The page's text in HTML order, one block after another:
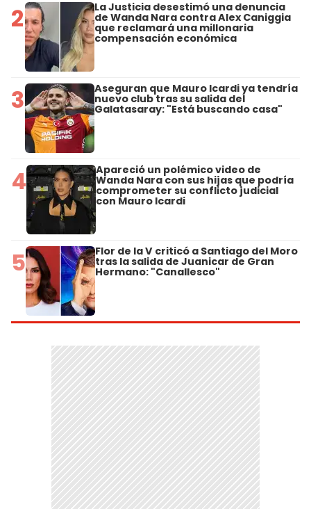
2 La Justicia desestimó una denuncia
de Wanda Nara contra Alex Caniggia
que reclamará una millonaria
compensación económica
3 Aseguran que Mauro Icardi ya tendría
nuevo club tras su salida del
Galatasaray: "Está buscando casa"
4 Apareció un polémico video de
Wanda Nara con sus hijas que podría
comprometer su conflicto judicial
con Mauro Icardi
5 Flor de la V criticó a Santiago del Moro
tras la salida de Juanicar de Gran
Hermano: "Canallesco"